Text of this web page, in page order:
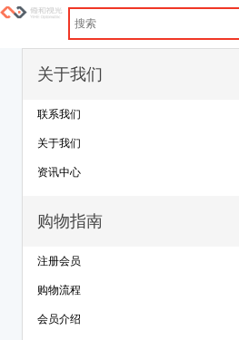
关于我们
联系我们
关于我们
资讯中心
购物指南
注册会员
购物流程
会员介绍